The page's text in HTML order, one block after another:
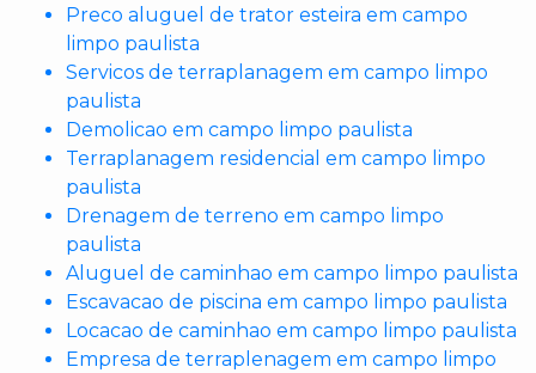
Preco aluguel de trator esteira em campo
limpo paulista
Servicos de terraplanagem em campo limpo
paulista
Demolicao em campo limpo paulista
Terraplanagem residencial em campo limpo
paulista
Drenagem de terreno em campo limpo
paulista
Aluguel de caminhao em campo limpo paulista
Escavacao de piscina em campo limpo paulista
Locacao de caminhao em campo limpo paulista
Empresa de terraplenagem em campo limpo